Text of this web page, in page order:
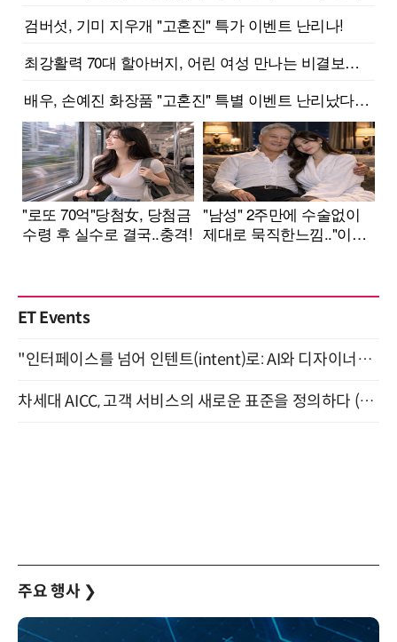
ET Events
"인터페이스를 넘어 인텐트(intent)로: AI와 디자이너가 함께 만드는 공존의 UX" 강남역 (9/2)
차세대 AICC, 고객 서비스의 새로운 표준을 정의하다 (9/9)
주요 행사 ❯